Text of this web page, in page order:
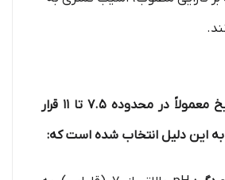
pH استاندارد ضدیخ معمولاً در محدوده 7.5 تا 11 قرار
به این دلیل انتخاب شده است که: